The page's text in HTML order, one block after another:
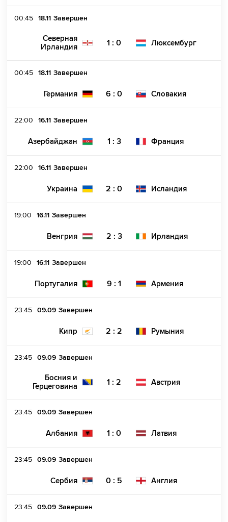
00:45 18.11 Завершен
Северная
Ирландия
1 : 0 Люксембург
00:45 18.11 Завершен
Германия 6 : 0 Словакия
22:00 16.11 Завершен
Азербайджан 1 : 3 Франция
22:00 16.11 Завершен
Украина 2 : 0 Исландия
19:00 16.11 Завершен
Венгрия 2 : 3 Ирландия
19:00 16.11 Завершен
Португалия 9 : 1 Армения
23:45 09.09 Завершен
Кипр 2 : 2 Румыния
23:45 09.09 Завершен
Босния и
Герцеговина
1 : 2 Австрия
23:45 09.09 Завершен
Албания 1 : 0 Латвия
23:45 09.09 Завершен
Сербия 0 : 5 Англия
23:45 09.09 Завершен